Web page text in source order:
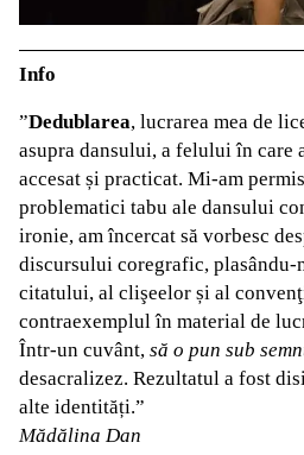
Info
”Dedublarea, lucrarea mea de
asupra dansului, a felului în care
accesat și practicat. Mi-am
problematici tabu ale dansului
ironie, am încercat să vorbesc
discursului coregrafic,
citatului, al clişeelor și al
contraexemplul în material de
Într-un cuvânt, să o pun sub
desacralizez. Rezultatul a fost
alte identități.”
Mădălina Dan